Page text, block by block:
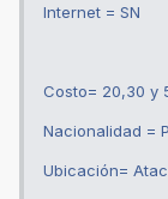
Internet = SN
Costo= 20,30 y
Nacionalidad =
Ubicación=